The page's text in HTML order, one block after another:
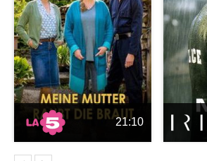
21:10